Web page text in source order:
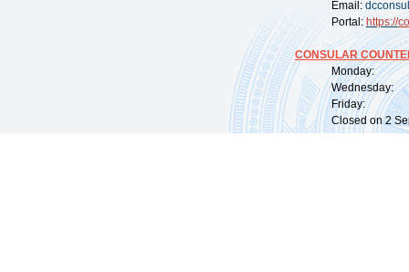
Email:
Portal: https://
CONSULAR
Monday:
Wednesday:
Friday:
Closed on 2